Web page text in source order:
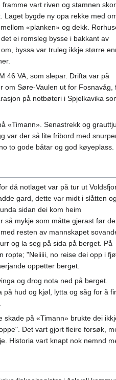
vart riven og stamnen
Laget bygde ny opa rekke med
«planken» og dekk.
ei romsleg bysse i bakkant av
byssa var truleg ikkje større
46 VA, som slepar. Drifta var på
om Søre-Vaulen ut for Fosnavåg,
på notbøteri i Spjelkavika
«Timann». Senastrekk og
var der så lite fribord med
to gode båtar og god køyeplass.
då notlaget var på tur ut
gard, dette var midt i slåtten
sidan dei kom heim
så mykje som måtte gjerast før
resten av mannskapet
og la seg på sida på berget. På
ropte; "Neiiiii, no reise dei opp i
oppetter berget.
og drog nota ned på berget.
på hud og kjøl, lytta og såg for å
på «Timann» brukte dei
Det vart gjort fleire forsøk,
Historia vart knapt nok nemnd